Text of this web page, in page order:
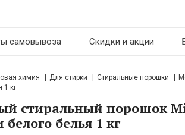
самовывоза Скидки и акции
химия Для стирки Стиральные порошки
1 кг
стиральный порошок
белого белья 1 кг